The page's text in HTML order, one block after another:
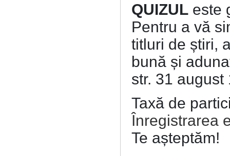
QUIZUL este
Pentru a vă
titluri de știri,
bună și
str. 31 august
Taxă de
Înregistrarea
Te așteptăm!